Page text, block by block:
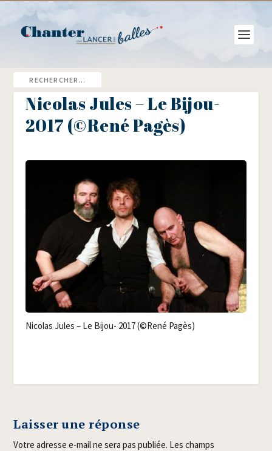
Nicolas Jules – Le Bijou-
2017 (©René Pagès)
Nico­las Jules – Le Bijou- 2017 (©René Pagès)
Laisser une réponse
Votre adresse e-mail ne sera pas publiée. Les champs